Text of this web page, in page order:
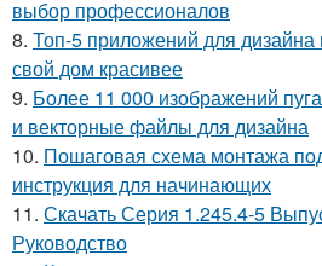
выбор профессионалов
8. Топ-5 приложений для дизайна
свой дом красивее
9. Более 11 000 изображений
и векторные файлы для дизайна
10. Пошаговая схема монтажа
инструкция для начинающих
11. Скачать Серия 1.245.4-5
Руководство